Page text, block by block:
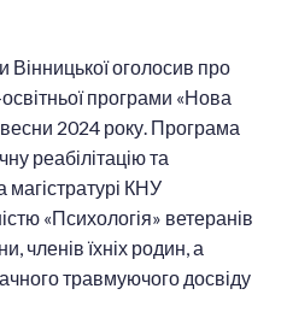
оголосив про
програми «Нова
2024 року. Програма
реабілітацію та
магістратурі КНУ
«Психологія» ветеранів
членів їхніх родин, а
травмуючого досвіду